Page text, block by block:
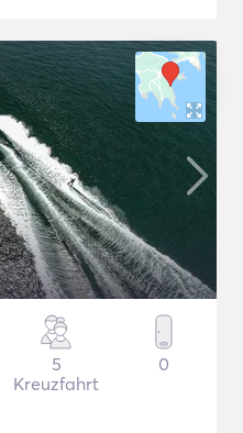
5
Kreuzfahrt
0